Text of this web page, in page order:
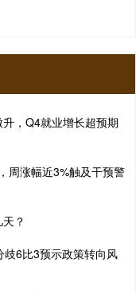
，Q4就业增长超预期
周涨幅近3%触及干预警
？
6比3预示政策转向风